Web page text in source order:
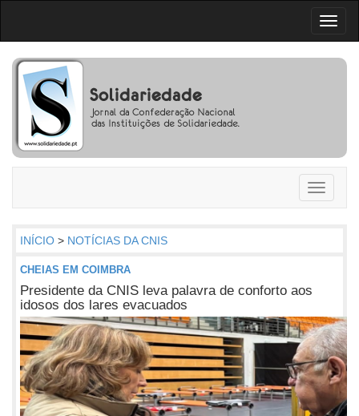
Toggle
INÍCIO > NOTÍCIAS DA CNIS
CHEIAS EM COIMBRA
Presidente da CNIS leva palavra de conforto aos
idosos dos lares evacuados